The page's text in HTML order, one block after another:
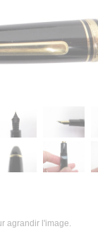
agrandir l'image.